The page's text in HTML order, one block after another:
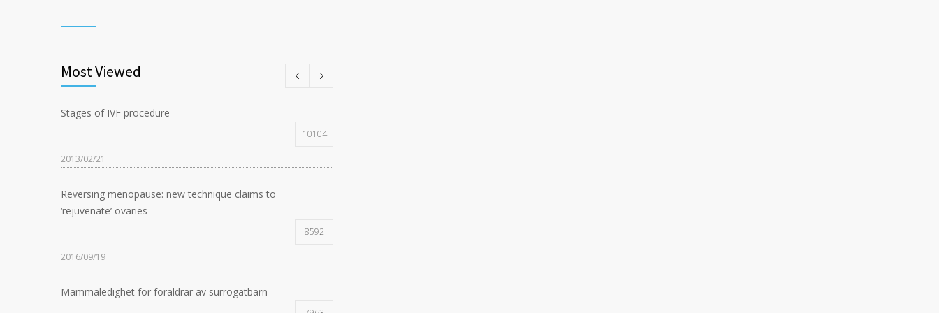
Most Viewed
Stages of IVF procedure
10104
2013/02/21
Reversing menopause: new technique claims to
‘rejuvenate’ ovaries
8592
2016/09/19
Mammaledighet för föräldrar av surrogatbarn